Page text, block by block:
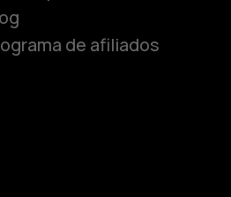
de afiliados